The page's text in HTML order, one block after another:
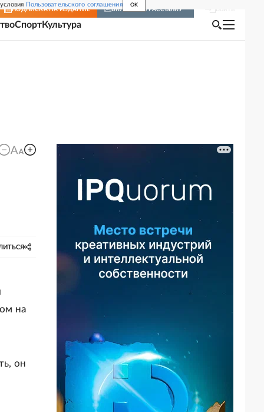
Пользовательского соглашения OK
ПОДПИСКА НА ИЗДАНИЕ ВКЛЮЧИТЬ РАССЫЛКУ
СпортКультура
на
он